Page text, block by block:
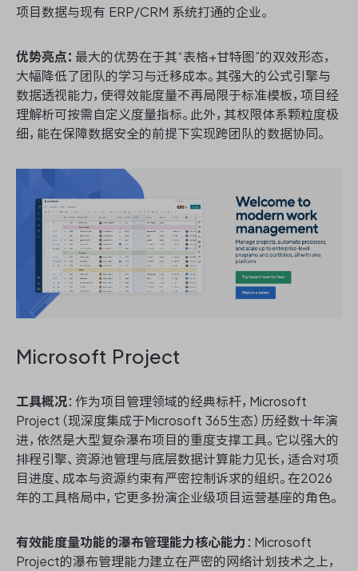
项目数据与现有 ERP/CRM 系统打通的企业。
优势亮点： 最大的优势在于其“表格+甘特图”的双效形态，
大幅降低了团队的学习与迁移成本。其强大的公式引擎与
数据透视能力，使得效能度量不再局限于标准模板，项目经
理解析可按需自定义度量指标。此外，其权限体系颗粒度极
细，能在保障数据安全的前提下实现跨团队的数据协同。
Microsoft Project
工具概况：作为项目管理领域的经典标杆，Microsoft
Project（现深度集成于Microsoft 365生态）历经数十年演
进，依然是大型复杂瀑布项目的重度支撑工具。它以强大的
排程引擎、资源池管理与底层数据计算能力见长，适合对项
目进度、成本与资源约束有严密控制诉求的组织。在2026
年的工具格局中，它更多扮演企业级项目运营基座的角色。
有效能度量功能的瀑布管理能力核心能力 ：Microsoft
Project的瀑布管理能力建立在严密的网络计划技术之上，